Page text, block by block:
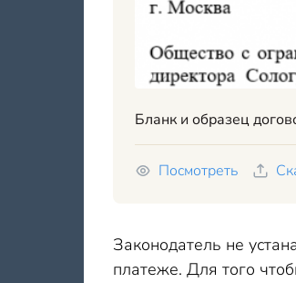
Бланк и образец
Посмотреть
Законодатель не
платеже. Для того